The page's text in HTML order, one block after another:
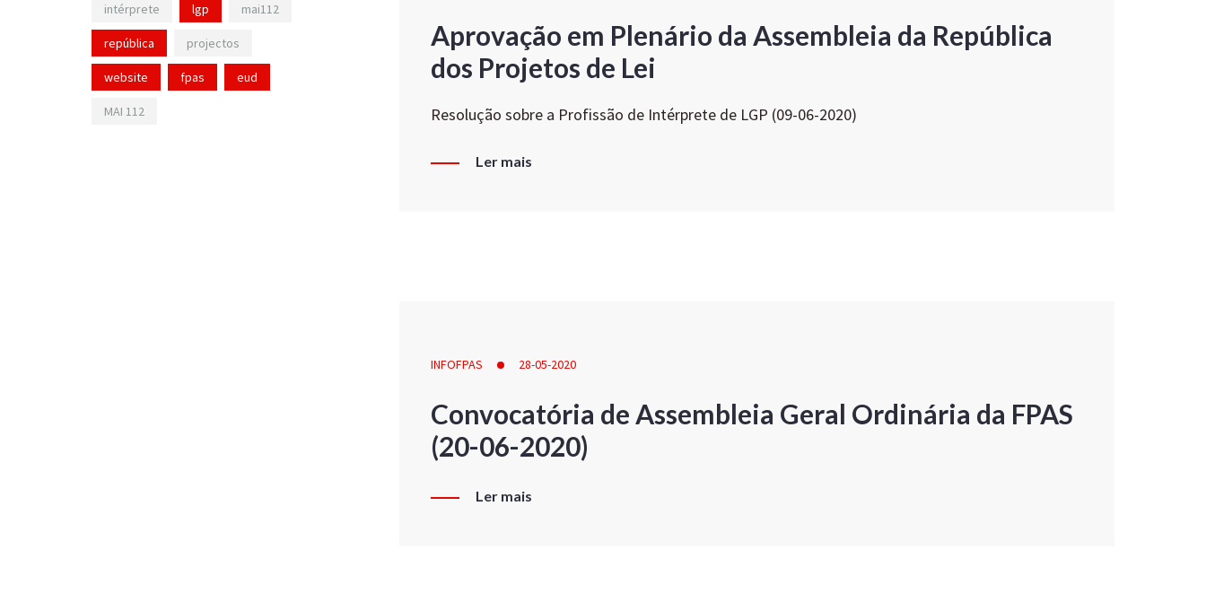
Aprovação em Plenário da Assembleia da República
dos Projetos de Lei
Resolução sobre a Profissão de Intérprete de LGP (09-06-2020)
Ler mais
INFOFPAS 28-05-2020
Convocatória de Assembleia Geral Ordinária da FPAS
(20-06-2020)
Ler mais
intérprete lgp mai112
república projectos
website fpas eud
MAI 112